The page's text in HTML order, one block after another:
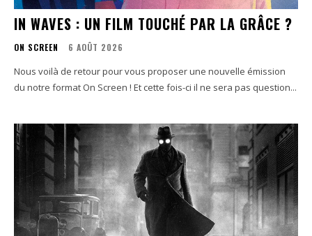
IN WAVES : UN FILM TOUCHÉ PAR LA GRÂCE ?
ON SCREEN 6 AOÛT 2026
Nous voilà de retour pour vous proposer une nouvelle émission
du notre format On Screen ! Et cette fois-ci il ne sera pas question...